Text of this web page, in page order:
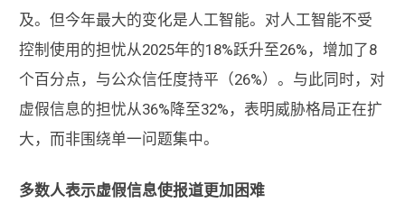
及。但今年最大的变化是人工智能。对人工智能不受
控制使用的担忧从2025年的18%跃升至26%，增加了8
个百分点，与公众信任度持平（26%）。与此同时，对
虚假信息的担忧从36%降至32%，表明威胁格局正在扩
大，而非围绕单一问题集中。
多数人表示虚假信息使报道更加困难